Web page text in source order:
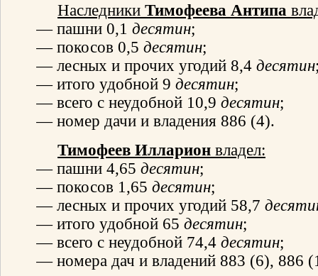
Наследники Тимофеева Антипа
— пашни 0,1 десятин;
— покосов 0,5 десятин;
— лесных и прочих угодий 8,4 десятин
— итого удобной 9 десятин;
— всего с неудобной 10,9 десятин;
— номер дачи и владения 886 (4).
Тимофеев Илларион владел:
— пашни 4,65 десятин;
— покосов 1,65 десятин;
— лесных и прочих угодий 58,7
— итого удобной 65 десятин;
— всего с неудобной 74,4 десятин;
— номера дач и владений 883 (6), 886